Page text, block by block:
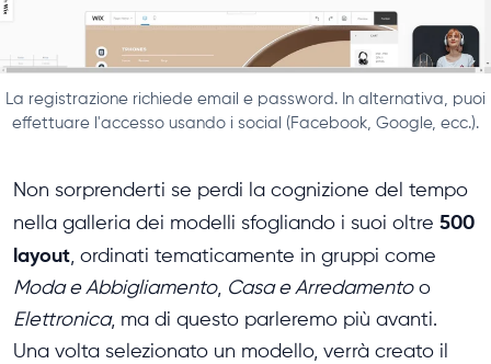
La registrazione richiede email e password. In alternativa, puoi
effettuare l'accesso usando i social (Facebook, Google, ecc.).
Non sorprenderti se perdi la cognizione del tempo
nella galleria dei modelli sfogliando i suoi oltre 500
layout, ordinati tematicamente in gruppi come
Moda e Abbigliamento, Casa e Arredamentoo
Elettronica, ma di questo parleremo più avanti.
Una volta selezionato un modello, verrà creato il